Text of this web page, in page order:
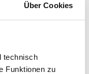
Über Cookies
technisch
Funktionen zu